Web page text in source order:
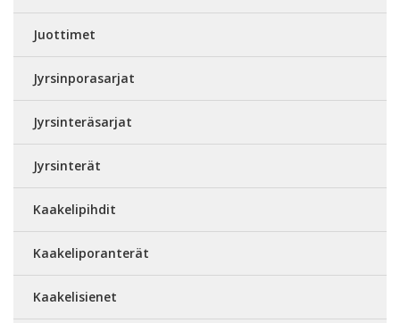
Juottimet
Jyrsinporasarjat
Jyrsinteräsarjat
Jyrsinterät
Kaakelipihdit
Kaakeliporanterät
Kaakelisienet